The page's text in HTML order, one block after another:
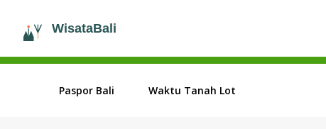
Paspor Bali Waktu Tanah Lot